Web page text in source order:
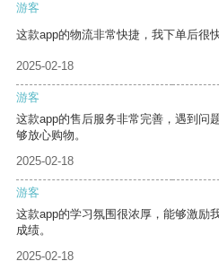
游客
这款app的物流非常快捷，我下单后很
2025-02-18
游客
这款app的售后服务非常完善，遇到问
够放心购物。
2025-02-18
游客
这款app的学习氛围很浓厚，能够激励
成绩。
2025-02-18